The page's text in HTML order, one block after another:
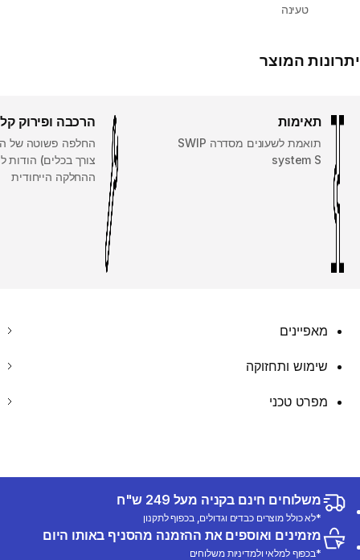
טעינה
יתרונות המוצר
תאימות
תואמת לשעונים מסדרה SWIP
system S
הרכבה ופירוק
החלפה פשוטה של
צורך בכלים) הודות
ההחלקה הייחודית
מאפיינים
שימוש ותחזוקה
מפרט טכני
משלוחים חינם בקניה מעל 249 ש"ח
*לא כולל מוצרים כבדים וגדולים, בכפוף לתקנון
מזמינים ואוספים את ההזמנה מהסניף באותו היום
*בכפוף למלאי ולמדיניות משלוחים